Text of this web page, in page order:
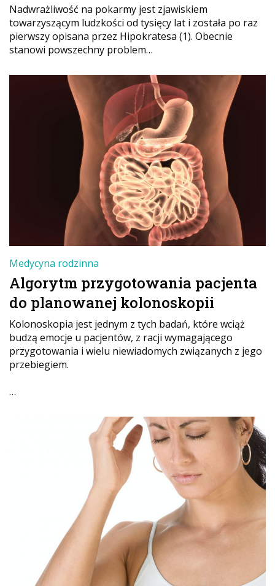
Nadwrażliwość na pokarmy jest zjawiskiem
towarzyszącym ludzkości od tysięcy lat i została po raz
pierwszy opisana przez Hipokratesa (1). Obecnie
stanowi powszechny problem…
Medycyna rodzinna
Algorytm przygotowania pacjenta
do planowanej kolonoskopii
Kolonoskopia jest jednym z tych badań, które wciąż
budzą emocje u pacjentów, z racji wymagającego
przygotowania i wielu niewiadomych związanych z jego
przebiegiem.
…